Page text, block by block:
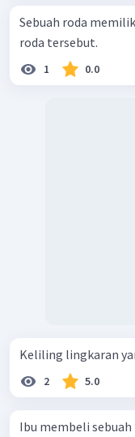
Sebuah roda
roda tersebut.
1 0.0
Keliling lingkaran
2 5.0
Ibu membeli